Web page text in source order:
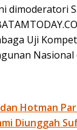
dimoderatori
Uji
Nasional
Hotman
Diunggah